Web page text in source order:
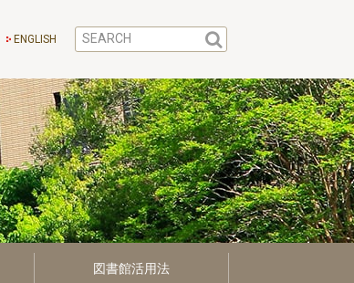
ENGLISH
図書館活用法